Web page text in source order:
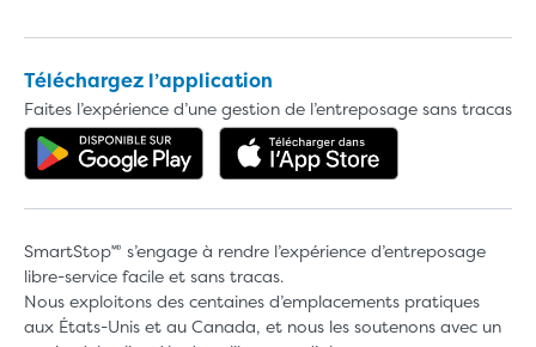
Téléchargez l’application
Faites l’expérience d’une gestion de l’entreposage sans tracas
Obtenez l'application dans Google
SmartStop🅫 s’engage à rendre l’expérience d’entreposage
libre-service facile et sans tracas.
Nous exploitons des centaines d’emplacements pratiques
aux États-Unis et au Canada, et nous les soutenons avec un